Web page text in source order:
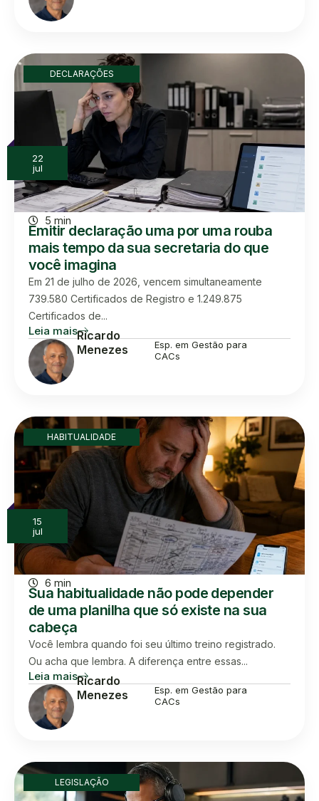
DECLARAÇÕES
22
jul
5 min
Emitir declaração uma por uma rouba
mais tempo da sua secretaria do que
você imagina
Em 21 de julho de 2026, vencem simultaneamente
739.580 Certificados de Registro e 1.249.875
Certificados de...
Leia maisRicardo
Menezes
Esp. em Gestão para
CACs
HABITUALIDADE
15
jul
6 min
Sua habitualidade não pode depender
de uma planilha que só existe na sua
cabeça
Você lembra quando foi seu último treino registrado.
Ou acha que lembra. A diferença entre essas...
Leia maisRicardo
Menezes
Esp. em Gestão para
CACs
LEGISLAÇÃO